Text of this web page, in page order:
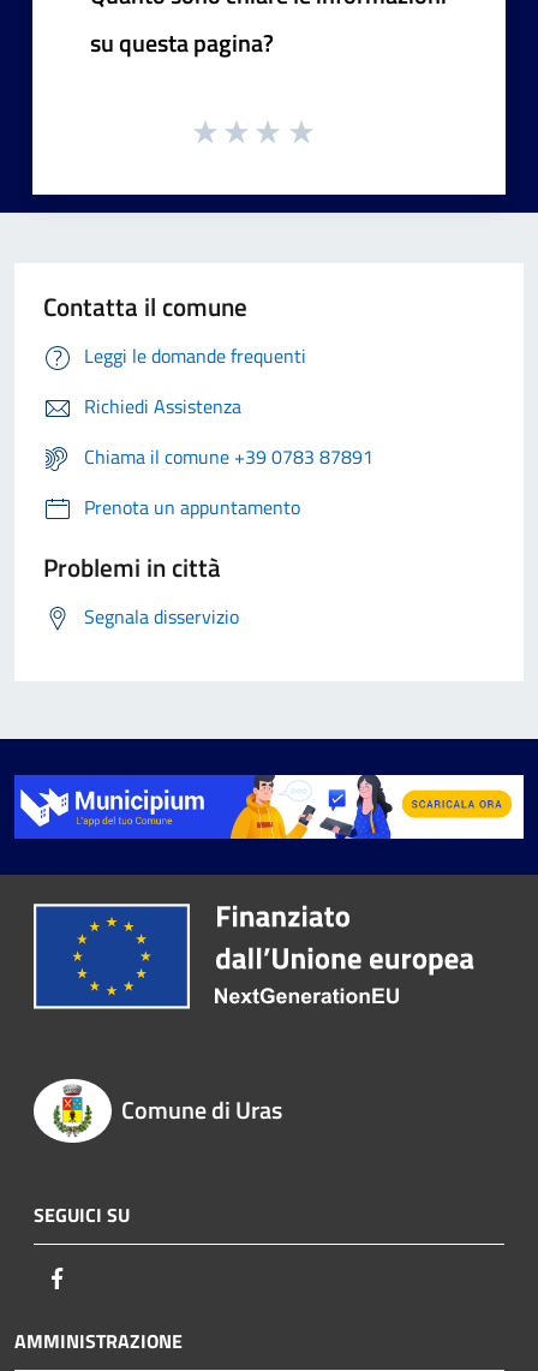
su questa pagina?
Contatta il comune
Leggi le domande frequenti
Richiedi Assistenza
Chiama il comune +39 0783 87891
Prenota un appuntamento
Problemi in città
Segnala disservizio
Comune di Uras
SEGUICI SU
AMMINISTRAZIONE